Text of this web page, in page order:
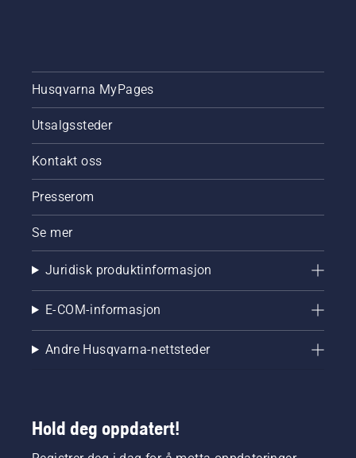
Husqvarna MyPages
Utsalgssteder
Kontakt oss
Presserom
Se mer
Juridisk produktinformasjon
E-COM-informasjon
Andre Husqvarna-nettsteder
Hold deg oppdatert!